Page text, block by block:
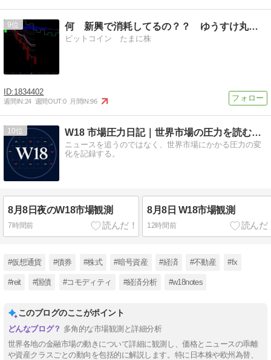
9 何 新興で消耗してるの？？ ゆうすけ丸の株トレ
ビットコイン たまに株
1834402
週間IN:24 週間OUT:0 月間IN:96
10 W18 市場圧力日記｜世界市場の圧力を読む観測メモ
ニュースを追うのではなく、世界市場にかかる圧力の変
化を記録する。
8月8日夜のW18市場観測
7時間前
8月8日 W18市場観測
12時間前
#仮想通貨 #債券 #株式 #暗号資産 #経済 #不動産 #fx
#reit #国債 #コモディティ #経済分析 #w18notes
このブログのここがポイント
多角的な市場観測と詳細分析
世界各地の金融市場の動きについて詳細に観測し、価格とニュースの乖離
や資産クラスごとの動向を包括的に解説します。特に日本株や欧州為替、